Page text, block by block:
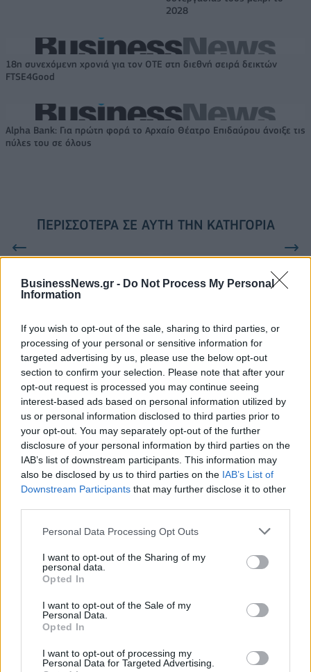
BusinessNews.gr - Do Not Process My Personal
Information
If you wish to opt-out of the sale, sharing to third parties, or
processing of your personal or sensitive information for
targeted advertising by us, please use the below opt-out
section to confirm your selection. Please note that after your
opt-out request is processed you may continue seeing
interest-based ads based on personal information utilized by
us or personal information disclosed to third parties prior to
your opt-out. You may separately opt-out of the further
disclosure of your personal information by third parties on the
IAB’s list of downstream participants. This information may
also be disclosed by us to third parties on the IAB’s List of
Downstream Participants that may further disclose it to other
Personal Data Processing Opt Outs
I want to opt-out of the Sharing of my
personal data.
Opted In
I want to opt-out of the Sale of my
Personal Data.
Opted In
I want to opt-out of processing my
Personal Data for Targeted Advertising.
2028
18η συνεχόμενη χρονιά για τον ΟΤΕ στη διεθνή σειρά δεικτών
FTSE4Good
Alpha Bank: Για πρώτη φορά το Αρχαίο Θέατρο Επιδαύρου άνοιξε τις
πύλες του σε όλους
ΠΕΡΙΣΣΌΤΕΡΑ ΣΕ ΑΥΤΉ ΤΗΝ ΚΑΤΗΓΟΡΊΑ
Πανελλαδικές εξετάσεις:
Ανακοινώνονται οι
βαθμολογίες, μετά τις
13:00 σήμερα
28/06/2024 - 09:40
Αύξηση 26,5% σημείωσαν
τον Απρίλιο εφέτος τα
οδικά τροχαία ατυχήματα
28/06/2024 - 13:23
ΡΟΗ ΕΙΔΗΣΕΩΝ
Π. Μαρινάκης: «Το δημογραφικό δεν μπορεί να